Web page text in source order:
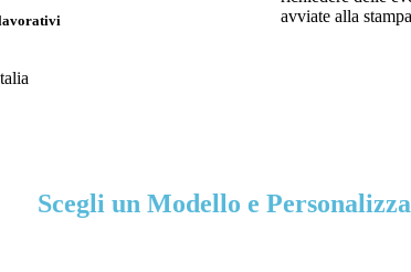
avviate alla
Scegli un Modello e